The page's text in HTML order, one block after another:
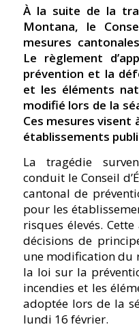
À la suite de la
Montana, le
mesures
Le règlement
prévention et la
et les éléments
modifié lors de la
Ces mesures visent
établissements
La tragédie
conduit le Conseil
cantonal de
pour les
risques élevés.
décisions de
une modification du
la loi sur la
incendies et les
adoptée lors de la
lundi 16 février.